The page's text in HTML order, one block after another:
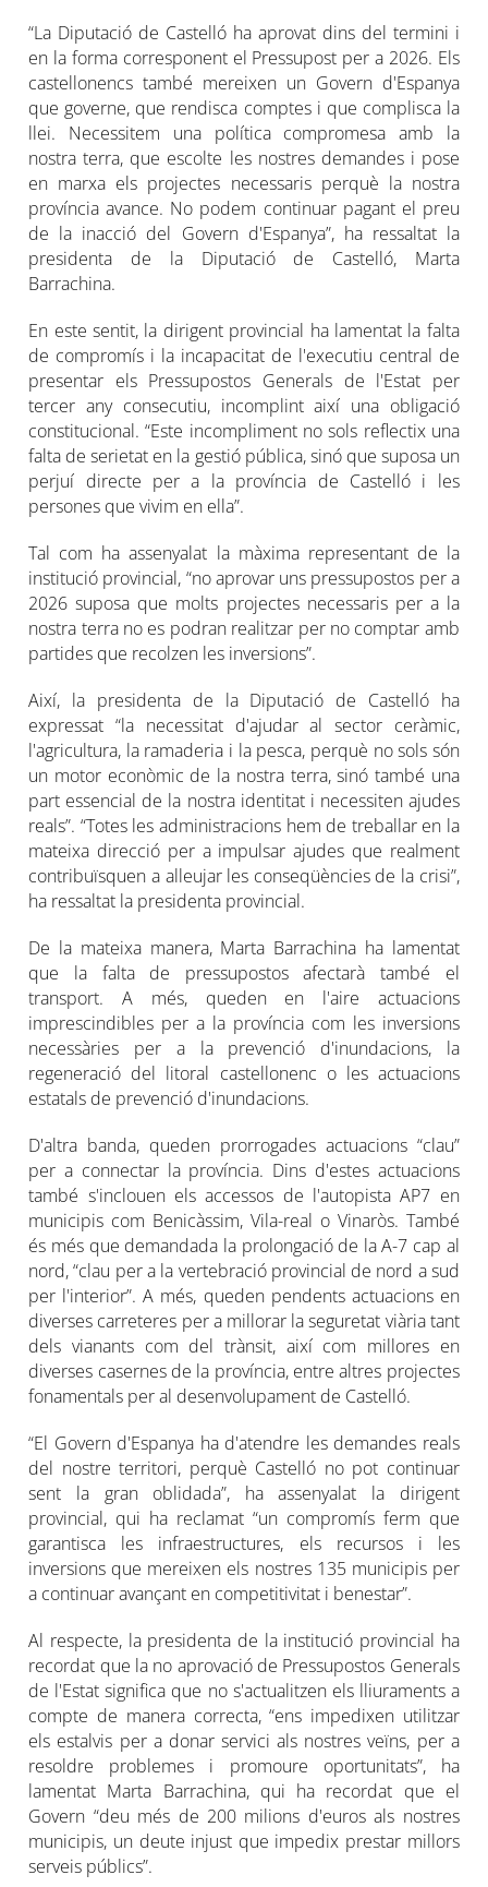
“La Diputació de Castelló ha aprovat dins del termini i
en la forma corresponent el Pressupost per a 2026. Els
castellonencs també mereixen un Govern d'Espanya
que governe, que rendisca comptes i que complisca la
llei. Necessitem una política compromesa amb la
nostra terra, que escolte les nostres demandes i pose
en marxa els projectes necessaris perquè la nostra
província avance. No podem continuar pagant el preu
de la inacció del Govern d'Espanya”, ha ressaltat la
presidenta de la Diputació de Castelló, Marta
Barrachina.
En este sentit, la dirigent provincial ha lamentat la falta
de compromís i la incapacitat de l'executiu central de
presentar els Pressupostos Generals de l'Estat per
tercer any consecutiu, incomplint així una obligació
constitucional. “Este incompliment no sols reflectix una
falta de serietat en la gestió pública, sinó que suposa un
perjuí directe per a la província de Castelló i les
persones que vivim en ella”.
Tal com ha assenyalat la màxima representant de la
institució provincial, “no aprovar uns pressupostos per a
2026 suposa que molts projectes necessaris per a la
nostra terra no es podran realitzar per no comptar amb
partides que recolzen les inversions”.
Així, la presidenta de la Diputació de Castelló ha
expressat “la necessitat d'ajudar al sector ceràmic,
l'agricultura, la ramaderia i la pesca, perquè no sols són
un motor econòmic de la nostra terra, sinó també una
part essencial de la nostra identitat i necessiten ajudes
reals”. “Totes les administracions hem de treballar en la
mateixa direcció per a impulsar ajudes que realment
contribuïsquen a alleujar les conseqüències de la crisi”,
ha ressaltat la presidenta provincial.
De la mateixa manera, Marta Barrachina ha lamentat
que la falta de pressupostos afectarà també el
transport. A més, queden en l'aire actuacions
imprescindibles per a la província com les inversions
necessàries per a la prevenció d'inundacions, la
regeneració del litoral castellonenc o les actuacions
estatals de prevenció d'inundacions.
D'altra banda, queden prorrogades actuacions “clau”
per a connectar la província. Dins d'estes actuacions
també s'inclouen els accessos de l'autopista AP7 en
municipis com Benicàssim, Vila-real o Vinaròs. També
és més que demandada la prolongació de la A-7 cap al
nord, “clau per a la vertebració provincial de nord a sud
per l'interior”. A més, queden pendents actuacions en
diverses carreteres per a millorar la seguretat viària tant
dels vianants com del trànsit, així com millores en
diverses casernes de la província, entre altres projectes
fonamentals per al desenvolupament de Castelló.
“El Govern d'Espanya ha d'atendre les demandes reals
del nostre territori, perquè Castelló no pot continuar
sent la gran oblidada”, ha assenyalat la dirigent
provincial, qui ha reclamat “un compromís ferm que
garantisca les infraestructures, els recursos i les
inversions que mereixen els nostres 135 municipis per
a continuar avançant en competitivitat i benestar”.
Al respecte, la presidenta de la institució provincial ha
recordat que la no aprovació de Pressupostos Generals
de l'Estat significa que no s'actualitzen els lliuraments a
compte de manera correcta, “ens impedixen utilitzar
els estalvis per a donar servici als nostres veïns, per a
resoldre problemes i promoure oportunitats”, ha
lamentat Marta Barrachina, qui ha recordat que el
Govern “deu més de 200 milions d'euros als nostres
municipis, un deute injust que impedix prestar millors
serveis públics”.